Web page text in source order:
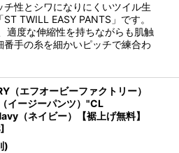
チ性とシワになりにくいツイル生
TWILL EASY PANTS」です。
適度な伸縮性を持ちながらも肌触
番手の糸を細かいピッチで練合わ
（エフオービーファクトリー）
イージーパンツ）"CL
（ネイビー）【裾上げ無料】
]
)